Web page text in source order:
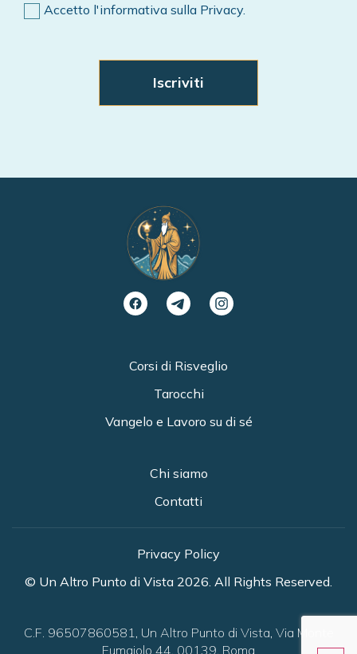
Accetto l'informativa sulla Privacy.
Corsi di Risveglio
Tarocchi
Vangelo e Lavoro su di sé
Chi siamo
Contatti
© Un Altro Punto di Vista 2026. All Rights Reserved.
Privacy Policy
C.F. 96507860581, Un Altro Punto di Vista, Via Monte
Fumaiolo 44, 00139, Roma